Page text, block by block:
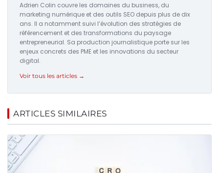
Adrien Colin couvre les domaines du business, du
marketing numérique et des outils SEO depuis plus de dix
ans. Il a notamment suivi l’évolution des stratégies de
référencement et des transformations du paysage
entrepreneurial. Sa production journalistique porte sur les
enjeux concrets des PME et les innovations du secteur
digital.
Voir tous les articles →
ARTICLES SIMILAIRES